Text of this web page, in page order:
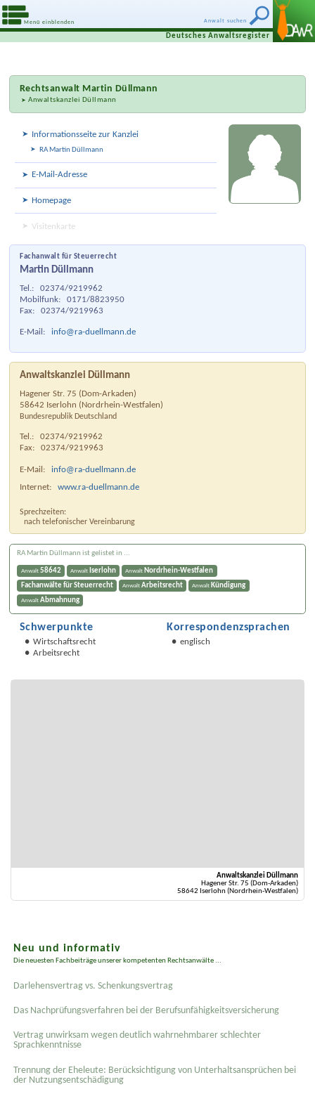
Anwalt suchen
Menü einblenden
Deutsches Anwaltsregister
Rechtsanwalt Martin Düllmann
Anwaltskanzlei Düllmann
Informationsseite zur Kanzlei
RA Martin Düllmann
E-Mail-Adresse
Homepage
Visitenkarte
Fachanwalt für Steuerrecht
Martin Düllmann
Tel.:
02374/9219962
Mobilfunk:
0171/8823950
Fax:
02374/9219963
E-Mail: info@ra-duellmann.de
Anwaltskanzlei Düllmann
Hagener Str. 75 (Dom-Arkaden)
58642 Iserlohn (Nordrhein-Westfalen)
Bundesrepublik Deutschland
Tel.:
02374/9219962
Fax:
02374/9219963
E-Mail:
info@ra-duellmann.de
Internet:
www.ra-duellmann.de
Sprechzeiten:
nach telefonischer Vereinbarung
RA Martin Düllmann ist gelistet in ...
Anwalt 58642 Anwalt Iserlohn Anwalt Nordrhein-Westfalen
Fachanwälte für Steuerrecht
Anwalt Arbeitsrecht Anwalt Kündigung
Anwalt Abmahnung
Schwerpunkte
Wirtschaftsrecht
Arbeitsrecht
Korrespondenzsprachen
englisch
Anwaltskanzlei Düllmann
Hagener Str. 75 (Dom-Arkaden)
58642 Iserlohn (Nordrhein-Westfalen)
Neu und informativ
Die neuesten Fachbeiträge unserer kompetenten Rechtsanwälte ...
Darlehensvertrag vs. Schenkungsvertrag
Das Nachprüfungsverfahren bei der Berufsunfähigkeitsversicherung
Vertrag unwirksam wegen deutlich wahrnehmbarer schlechter
Sprachkenntnisse
Trennung der Eheleute: Berücksichtigung von Unterhaltsansprüchen bei
der Nutzungsentschädigung